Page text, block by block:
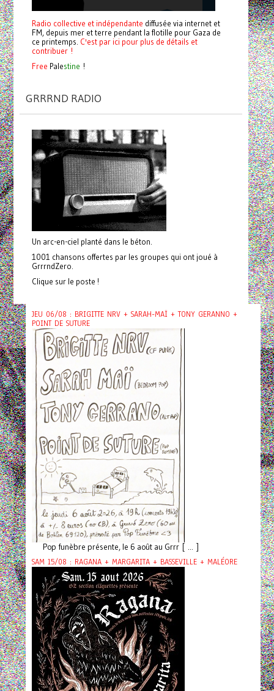
Radio collective et indépendante diffusée via internet et
FM, depuis mer et terre pendant la flotille pour Gaza de
ce printemps. C'est par ici pour plus de détails et
contribuer !
Free Palestine !
GRRRND RADIO
Un arc-en-ciel planté dans le béton.
1001 chansons offertes par les groupes qui ont joué à
GrrrndZero.
Clique sur le poste !
JEU 06/08 : BRIGITTE NRV + SARAH-MAÏ + TONY GERANNO +
POINT DE SUTURE
Pop funèbre présente, le 6 août au Grrr [ ... ]
SAM 15/08 : RAGANA + MARGARITA + BASSEVILLE + MALÉORE